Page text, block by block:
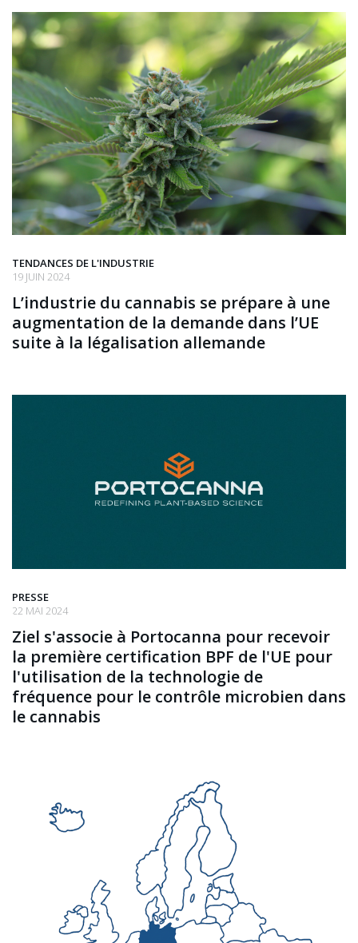
TENDANCES DE L'INDUSTRIE
19 JUIN 2024
L’industrie du cannabis se prépare à une
augmentation de la demande dans l’UE
suite à la légalisation allemande
PRESSE
22 MAI 2024
Ziel s'associe à Portocanna pour recevoir
la première certification BPF de l'UE pour
l'utilisation de la technologie de
fréquence pour le contrôle microbien dans
le cannabis